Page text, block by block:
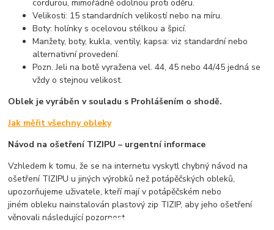
cordurou, mimořádně odolnou proti oděru.
Velikosti: 15 standardních velikostí nebo na míru.
Boty: holínky s ocelovou stélkou a špicí.
Manžety, boty, kukla, ventily, kapsa: viz standardní nebo
alternativní provedení.
Pozn. Jeli na botě vyražena vel. 44, 45 nebo 44/45 jedná se
vždy o stejnou velikost.
Oblek je vyráběn v souladu s Prohlášením o shodě.
Jak měřit všechny obleky
Návod na ošetření TIZIPU – urgentní informace
Vzhledem k tomu, že se na internetu vyskytl chybný návod na
ošetření TIZIPU u jiných výrobků než potápěčských obleků,
upozorňujeme uživatele, kteří mají v potápěčském nebo
jiném obleku nainstalován plastový zip TIZIP, aby jeho ošetření
věnovali následující pozornost.